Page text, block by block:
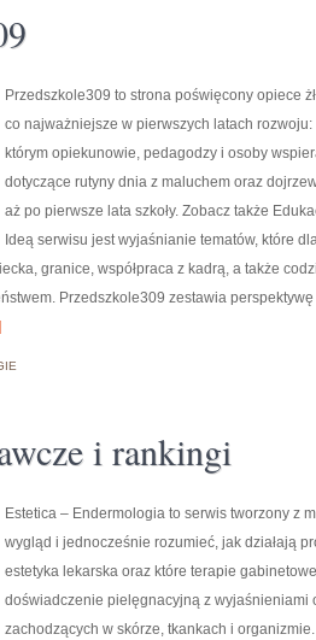
Przedszkole309 to strona poświęcony opiece
co najważniejsze w pierwszych latach
którym opiekunowie, pedagodzy i osoby
dotyczące rutyny dnia z maluchem oraz
aż po pierwsze lata szkoły. Zobacz także
Ideą serwisu jest wyjaśnianie tematów, które
granice, współpraca z kadrą, a także
Przedszkole309 zestawia
i rankingi
Estetica – Endermologia to serwis tworzony z
wygląd i jednocześnie rozumieć, jak działają
estetyka lekarska oraz które terapie
doświadczenie pielęgnacyjną z wyjaśnieniami
zachodzących w skórze, tkankach i